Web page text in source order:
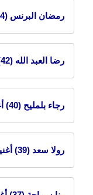
رمضان البرنس (44) أغنية
رضا العبد الله (42) أغنية
رجاء بلمليح (40) أغنية
رولا سعد (39) أغنية